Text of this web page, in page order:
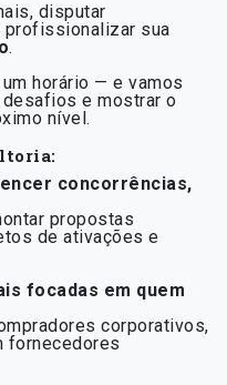
disputar
profissionalizar sua
.
horário — e vamos
e mostrar o
nível.
concorrências,
propostas
de ativações e
focadas em quem
corporativos,
fornecedores